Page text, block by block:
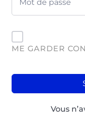
ME GARDER
Vous